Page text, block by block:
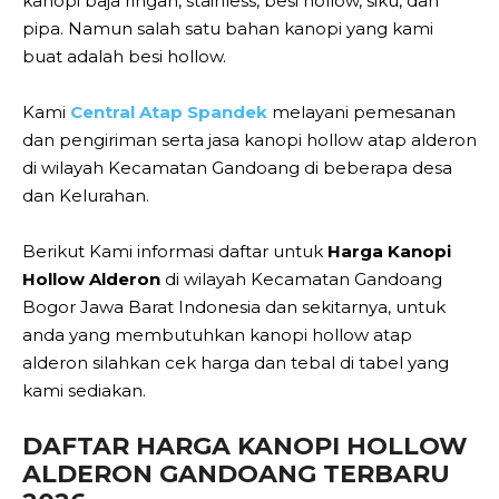
pipa. Namun salah satu bahan kanopi yang kami
buat adalah besi hollow.
Kami Central Atap Spandek melayani pemesanan
dan pengiriman serta jasa kanopi hollow atap alderon
di wilayah Kecamatan Gandoang di beberapa desa
dan Kelurahan.
Berikut Kami informasi daftar untuk Harga Kanopi
Hollow Alderon di wilayah Kecamatan Gandoang
Bogor Jawa Barat Indonesia dan sekitarnya, untuk
anda yang membutuhkan kanopi hollow atap
alderon silahkan cek harga dan tebal di tabel yang
kami sediakan.
DAFTAR HARGA KANOPI HOLLOW
ALDERON GANDOANG TERBARU